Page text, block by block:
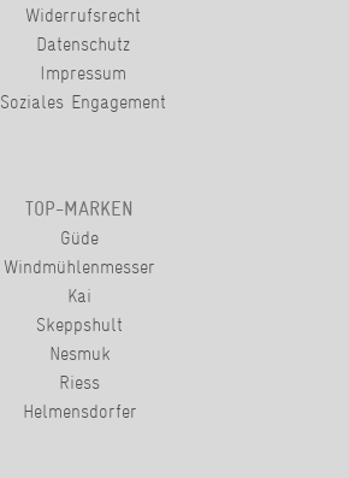
Widerrufsrecht
Datenschutz
Impressum
Soziales Engagement
TOP-MARKEN
Güde
Windmühlenmesser
Kai
Skeppshult
Nesmuk
Riess
Helmensdorfer